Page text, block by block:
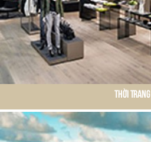
Thời Trang